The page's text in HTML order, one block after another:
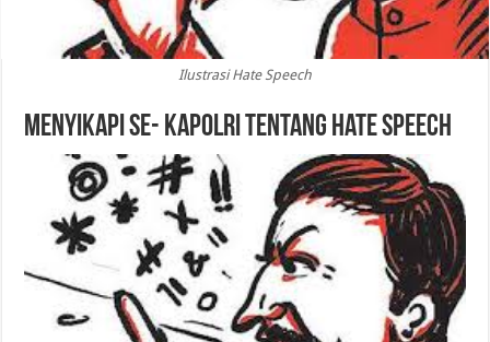
Ilustrasi Hate Speech
Menyikapi Se- KAPOLRI Tentang Hate Speech